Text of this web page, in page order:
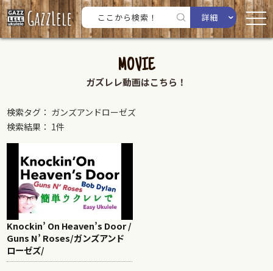
詳細
MOVIE
ガズレレ動画はこちら！
検索タグ： ガンズアンドローゼズ
検索結果： 1件
Knockin’ On Heaven’s Door /
Guns N’ Roses/ガンズアンド
ローゼズ/